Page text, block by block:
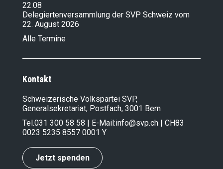
22.08
Delegiertenversammlung der SVP Schweiz vom
22. August 2026
Alle Termine
Kontakt
Schweizerische Volkspartei SVP,
Generalsekretariat, Postfach, 3001 Bern
Tel.031 300 58 58 | E-Mail:info@svp.ch | CH83
0023 5235 8557 0001 Y
Jetzt spenden